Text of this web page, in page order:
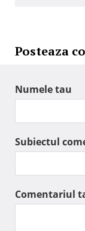
Posteaza
Numele tau
Subiectul
Comentariul